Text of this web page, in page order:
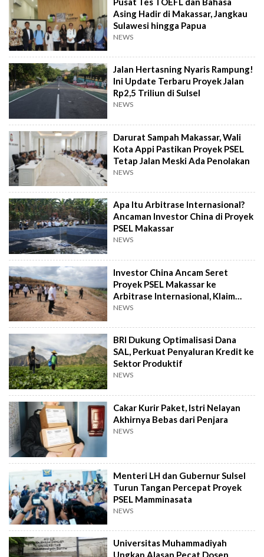
Asing Hadir di Makassar, Jangkau
Sulawesi hingga Papua
NEWS
Jalan Hertasning Nyaris Rampung!
Ini Update Terbaru Proyek Jalan
Rp2,5 Triliun di Sulsel
NEWS
Darurat Sampah Makassar, Wali
Kota Appi Pastikan Proyek PSEL
Tetap Jalan Meski Ada Penolakan
NEWS
Apa Itu Arbitrase Internasional?
Ancaman Investor China di Proyek
PSEL Makassar
NEWS
Investor China Ancam Seret
Proyek PSEL Makassar ke
Arbitrase Internasional, Klaim
Rugi Rp2,4 T
NEWS
BRI Dukung Optimalisasi Dana
SAL, Perkuat Penyaluran Kredit ke
Sektor Produktif
NEWS
Cakar Kurir Paket, Istri Nelayan
Akhirnya Bebas dari Penjara
NEWS
Menteri LH dan Gubernur Sulsel
Turun Tangan Percepat Proyek
PSEL Mamminasata
NEWS
Universitas Muhammadiyah
Ungkap Alasan Pecat Dosen